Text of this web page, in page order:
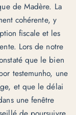
de Madère. La
cohérente, y
fiscale et les
Lors de notre
que le bien
testemunho, une
et que le délai
une fenêtre